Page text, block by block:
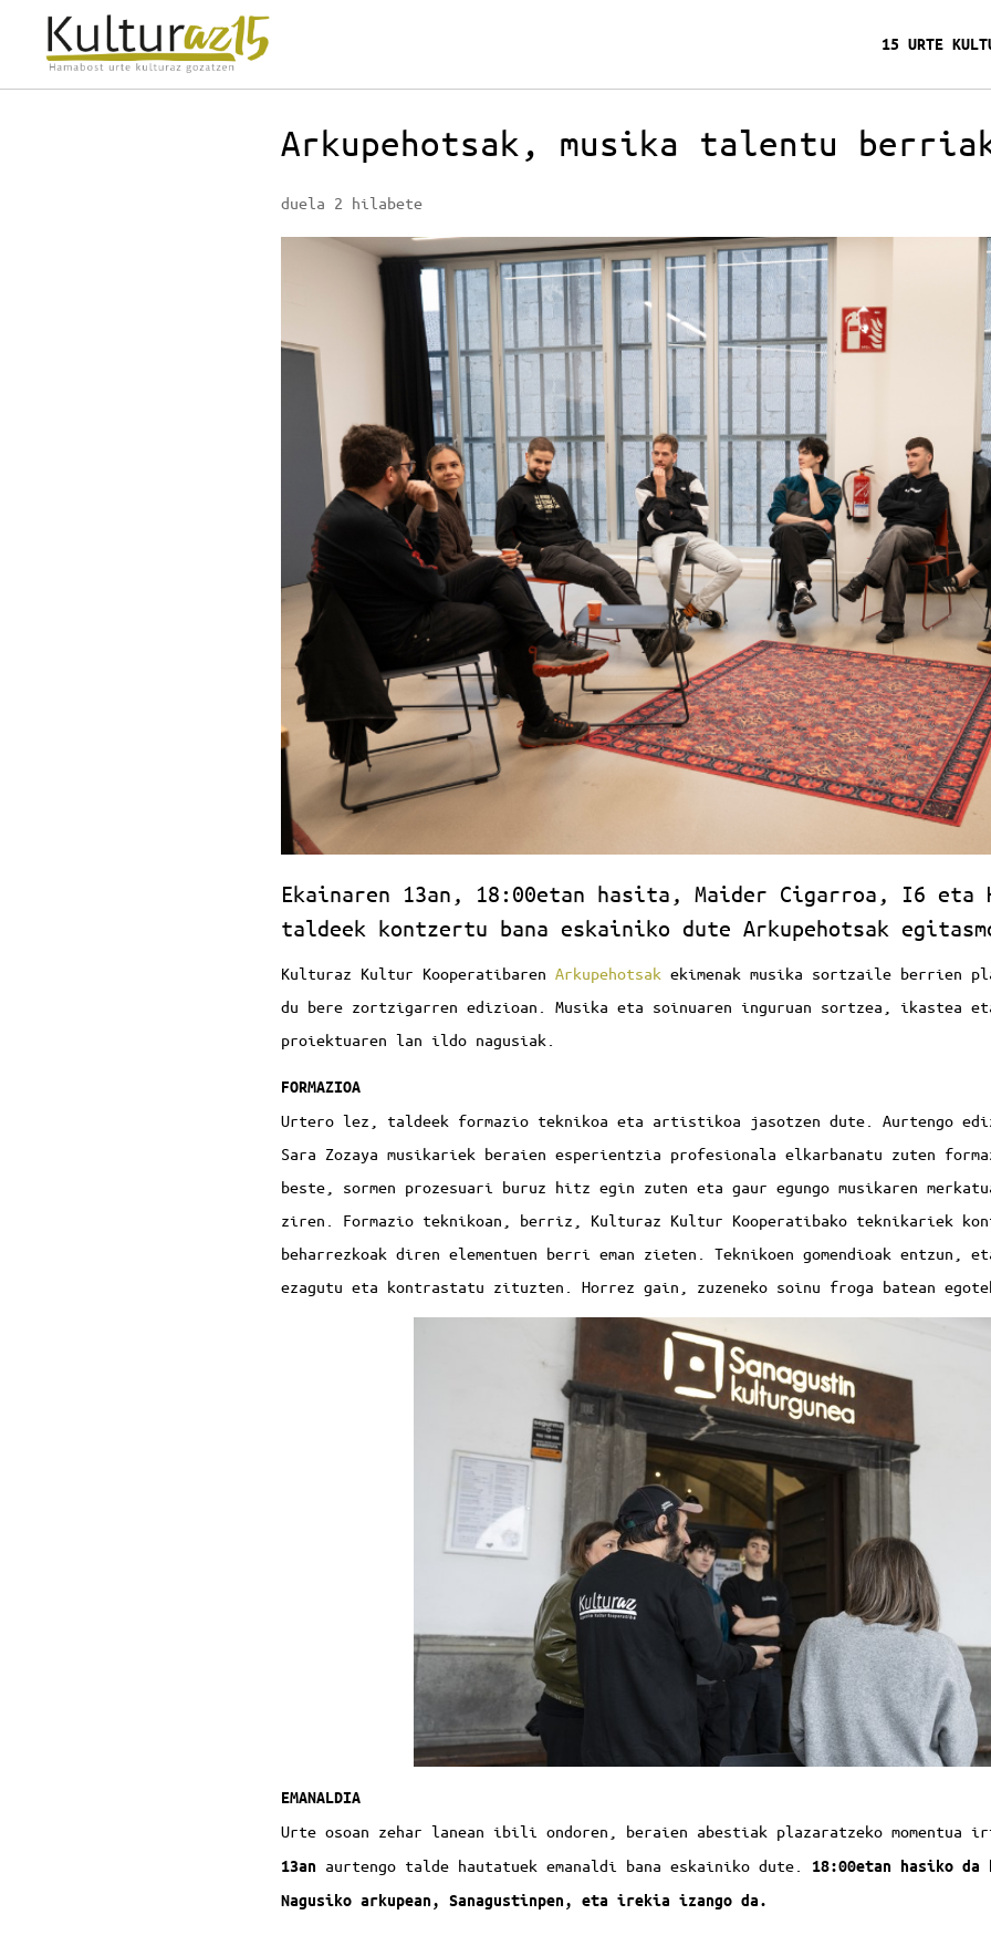
15 URTE
Arkupehotsak, musika talentu
duela 2 hilabete
Ekainaren 13an, 18:00etan hasita, Maider Cigarroa, I6 eta
taldeek kontzertu bana eskainiko dute Arkupehotsak
Kulturaz Kultur Kooperatibaren Arkupehotsak ekimenak musika sortzaile berrien
du bere zortzigarren edizioan. Musika eta soinuaren inguruan sortzea, ikastea
proiektuaren lan ildo nagusiak.
FORMAZIOA
Urtero lez, taldeek formazio teknikoa eta artistikoa jasotzen dute. Aurtengo
Sara Zozaya musikariek beraien esperientzia profesionala elkarbanatu zuten
beste, sormen prozesuari buruz hitz egin zuten eta gaur egungo musikaren
ziren. Formazio teknikoan, berriz, Kulturaz Kultur Kooperatibako teknikariek
beharrezkoak diren elementuen berri eman zieten. Teknikoen gomendioak entzun,
ezagutu eta kontrastatu zituzten. Horrez gain, zuzeneko soinu froga batean
EMANALDIA
Urte osoan zehar lanean ibili ondoren, beraien abestiak plazaratzeko momentua
13an aurtengo talde hautatuek emanaldi bana eskainiko dute.
18:00etan hasiko da
Nagusiko arkupean, Sanagustinpen, eta irekia izango da.